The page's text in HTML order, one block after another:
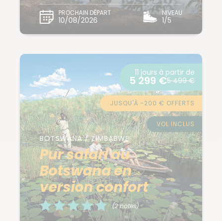
PROCHAIN DÉPART
10/08/2026
NIVEAU
1/5
BOTSWANA / ZIMBABWE
Pur safari au
Botswana en
version confort
(2 notes)
11 jours à partir de
5 299 €5 499 €
JUSQU'À -200 € OFFERTS
VOL INCLUS